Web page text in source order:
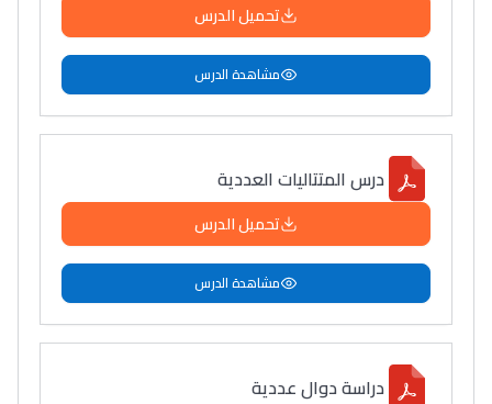
تحميل الدرس
مشاهدة الدرس
درس المتتاليات العددية
تحميل الدرس
مشاهدة الدرس
دراسة دوال عددية